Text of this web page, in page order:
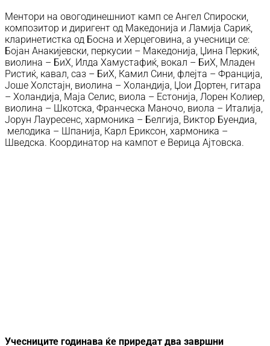
Ментори на овогодинешниот камп се Ангел Спироски,
композитор и диригент од Македонија и Ламија Сариќ,
кларинетистка од Босна и Херцеговина, а учесници се:
Бојан Анакијевски, перкусии – Македонија, Џина Перкиќ,
виолина – БиХ, Илда Хамустафиќ, вокал – БиХ, Младен
Ристиќ, кавал, саз – БиХ, Камил Сини, флејта – Франција,
Јоше Холстајн, виолина – Холандија, Џои Дортен, гитара
– Холандија, Маја Селис, виола – Естонија, Лорен Колиер,
виолина – Шкотска, Франческа Маночо, виола – Италија,
Јорун Лауресенс, хармоника – Белгија, Виктор Буендиа,
мелодика – Шпанија, Карл Ериксон, хармоника –
Шведска. Координатор на кампот е Верица Ајтовска.
Учесниците годинава ќе приредат два завршни